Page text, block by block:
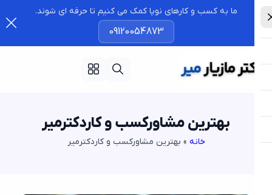
ما به کسب و کارهای نوپا کمک می کنیم تا حرفه ای شوند.
09120054873
بهترین مشاورکسب و کاردکترمیر
»بهترین مشاورکسب و کاردکترمیر